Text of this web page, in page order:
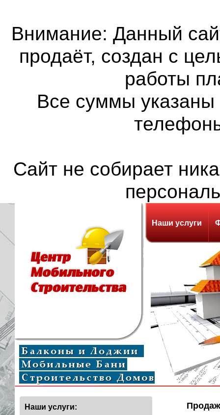
Внимание: Данный
продаёт, создан с
работы
Все суммы указаны
Сайт не собирает
Наши услуги
Наши услуги: